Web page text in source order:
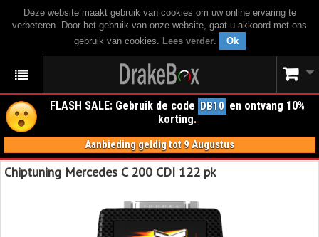
Deze website maakt gebruik van cookies om uw online ervaring te
verbeteren. Door het gebruik van onze website, gaat u akkoord met ons
gebruik van cookies. Lees verder. Ok
FLASH SALE: Gebruik de code DB10 en ontvang 10%
korting.
Aanbieding geldig tot 9 Augustus
Chiptuning Mercedes C 200 CDI 122 pk